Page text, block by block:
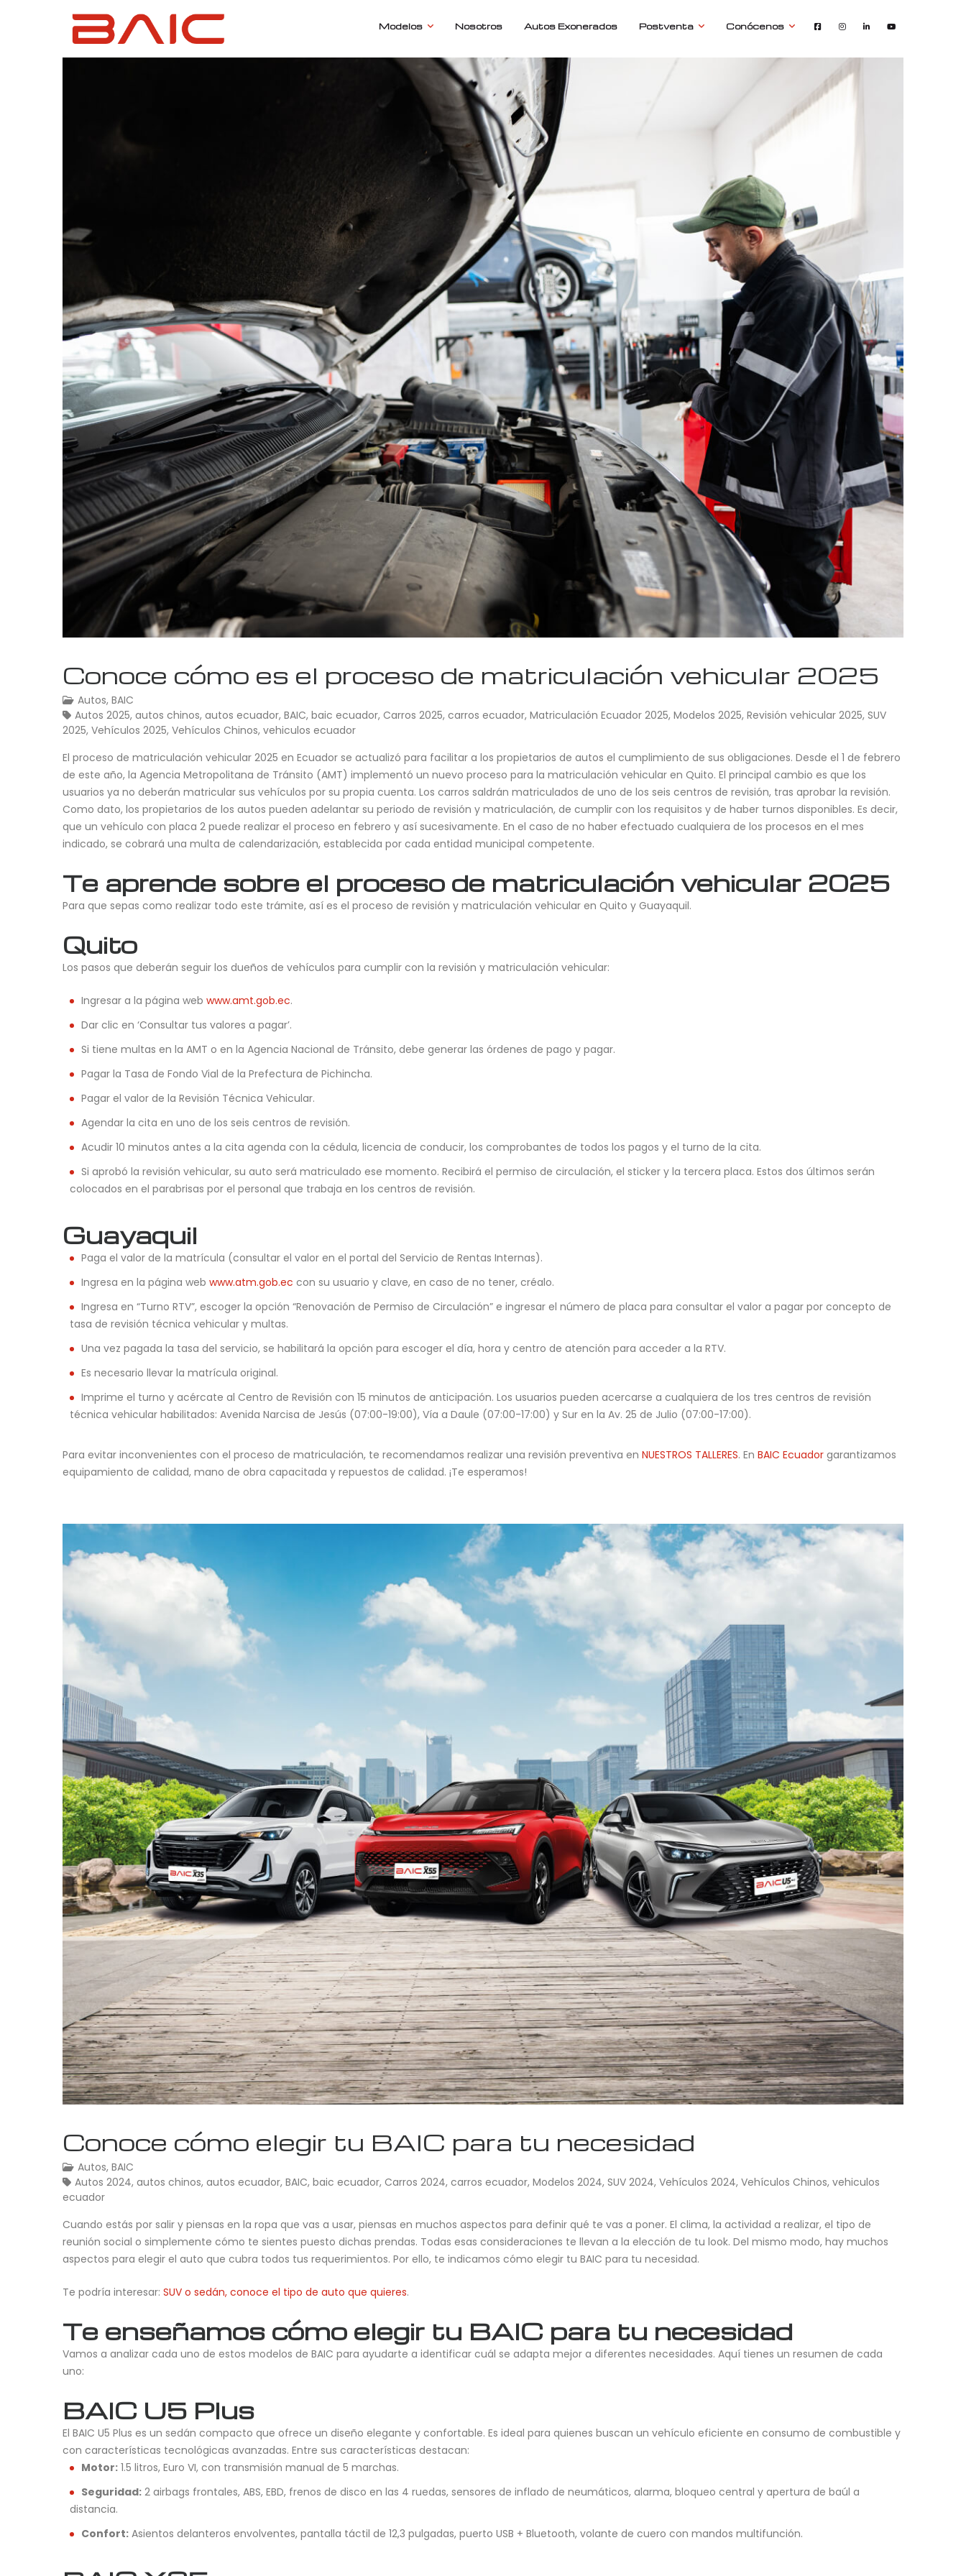
Modelos Nosotros Autos Exonerados Postventa Conócenos
Conoce cómo es el proceso de matriculación vehicular 2025
Autos, BAIC
Autos 2025, autos chinos, autos ecuador, BAIC, baic ecuador, Carros 2025, carros ecuador, Matriculación Ecuador 2025, Modelos 2025, Revisión vehicular 2025, SUV
2025, Vehículos 2025, Vehículos Chinos, vehiculos ecuador
El proceso de matriculación vehicular 2025 en Ecuador se actualizó para facilitar a los propietarios de autos el cumplimiento de sus obligaciones. Desde el 1 de febrero
de este año, la Agencia Metropolitana de Tránsito (AMT) implementó un nuevo proceso para la matriculación vehicular en Quito. El principal cambio es que los
usuarios ya no deberán matricular sus vehículos por su propia cuenta. Los carros saldrán matriculados de uno de los seis centros de revisión, tras aprobar la revisión.
Como dato, los propietarios de los autos pueden adelantar su periodo de revisión y matriculación, de cumplir con los requisitos y de haber turnos disponibles. Es decir,
que un vehículo con placa 2 puede realizar el proceso en febrero y así sucesivamente. En el caso de no haber efectuado cualquiera de los procesos en el mes
indicado, se cobrará una multa de calendarización, establecida por cada entidad municipal competente.
Te aprende sobre el proceso de matriculación vehicular 2025
Para que sepas como realizar todo este trámite, así es el proceso de revisión y matriculación vehicular en Quito y Guayaquil.
Quito
Los pasos que deberán seguir los dueños de vehículos para cumplir con la revisión y matriculación vehicular:
Ingresar a la página web www.amt.gob.ec.
Dar clic en ‘Consultar tus valores a pagar’.
Si tiene multas en la AMT o en la Agencia Nacional de Tránsito, debe generar las órdenes de pago y pagar.
Pagar la Tasa de Fondo Vial de la Prefectura de Pichincha.
Pagar el valor de la Revisión Técnica Vehicular.
Agendar la cita en uno de los seis centros de revisión.
Acudir 10 minutos antes a la cita agenda con la cédula, licencia de conducir, los comprobantes de todos los pagos y el turno de la cita.
Si aprobó la revisión vehicular, su auto será matriculado ese momento. Recibirá el permiso de circulación, el sticker y la tercera placa. Estos dos últimos serán
colocados en el parabrisas por el personal que trabaja en los centros de revisión.
Guayaquil
Paga el valor de la matrícula (consultar el valor en el portal del Servicio de Rentas Internas).
Ingresa en la página web www.atm.gob.ec con su usuario y clave, en caso de no tener, créalo.
Ingresa en “Turno RTV”, escoger la opción “Renovación de Permiso de Circulación” e ingresar el número de placa para consultar el valor a pagar por concepto de
tasa de revisión técnica vehicular y multas.
Una vez pagada la tasa del servicio, se habilitará la opción para escoger el día, hora y centro de atención para acceder a la RTV.
Es necesario llevar la matrícula original.
Imprime el turno y acércate al Centro de Revisión con 15 minutos de anticipación. Los usuarios pueden acercarse a cualquiera de los tres centros de revisión
técnica vehicular habilitados: Avenida Narcisa de Jesús (07:00-19:00), Vía a Daule (07:00-17:00) y Sur en la Av. 25 de Julio (07:00-17:00).
Para evitar inconvenientes con el proceso de matriculación, te recomendamos realizar una revisión preventiva en NUESTROS TALLERES. En BAIC Ecuador garantizamos
equipamiento de calidad, mano de obra capacitada y repuestos de calidad. ¡Te esperamos!
Conoce cómo elegir tu BAIC para tu necesidad
Autos, BAIC
Autos 2024, autos chinos, autos ecuador, BAIC, baic ecuador, Carros 2024, carros ecuador, Modelos 2024, SUV 2024, Vehículos 2024, Vehículos Chinos, vehiculos
ecuador
Cuando estás por salir y piensas en la ropa que vas a usar, piensas en muchos aspectos para definir qué te vas a poner. El clima, la actividad a realizar, el tipo de
reunión social o simplemente cómo te sientes puesto dichas prendas. Todas esas consideraciones te llevan a la elección de tu look. Del mismo modo, hay muchos
aspectos para elegir el auto que cubra todos tus requerimientos. Por ello, te indicamos cómo elegir tu BAIC para tu necesidad.
Te podría interesar: SUV o sedán, conoce el tipo de auto que quieres.
Te enseñamos cómo elegir tu BAIC para tu necesidad
Vamos a analizar cada uno de estos modelos de BAIC para ayudarte a identificar cuál se adapta mejor a diferentes necesidades. Aquí tienes un resumen de cada
uno:
BAIC U5 Plus
El BAIC U5 Plus es un sedán compacto que ofrece un diseño elegante y confortable. Es ideal para quienes buscan un vehículo eficiente en consumo de combustible y
con características tecnológicas avanzadas. Entre sus características destacan:
Motor: 1.5 litros, Euro VI, con transmisión manual de 5 marchas.
Seguridad: 2 airbags frontales, ABS, EBD, frenos de disco en las 4 ruedas, sensores de inflado de neumáticos, alarma, bloqueo central y apertura de baúl a
distancia.
Confort: Asientos delanteros envolventes, pantalla táctil de 12,3 pulgadas, puerto USB + Bluetooth, volante de cuero con mandos multifunción.